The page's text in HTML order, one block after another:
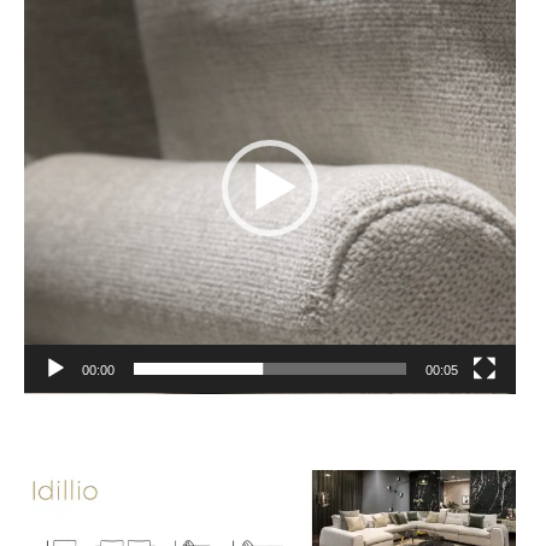
00:00 00:05